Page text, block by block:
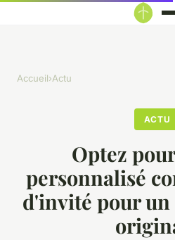
Accueil›Actu
ACTU
Optez
personnalisé
d'invité pour